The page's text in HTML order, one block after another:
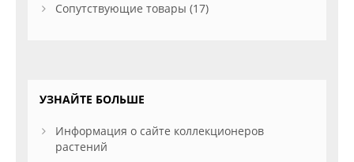
Сопутствующие товары (17)
УЗНАЙТЕ БОЛЬШЕ
Информация о сайте коллекционеров
растений